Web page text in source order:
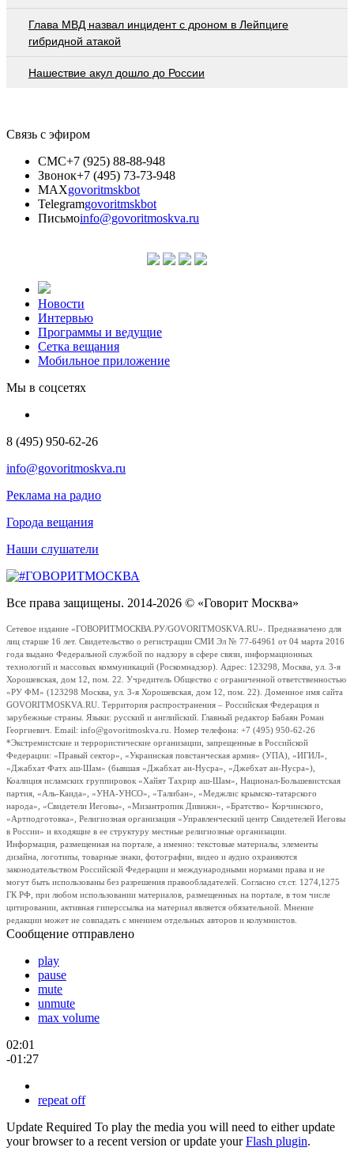
Глава МВД назвал инцидент с дроном в Лейпциге
гибридной атакой
Нашествие акул дошло до России
Связь с эфиром
СМС+7 (925) 88-88-948
Звонок+7 (495) 73-73-948
MAXgovoritmskbot
Telegramgovoritmskbot
Письмоinfo@govoritmoskva.ru
Новости
Интервью
Программы и ведущие
Сетка вещания
Мобильное приложение
Мы в соцсетях
8 (495) 950-62-26
info@govoritmoskva.ru
Реклама на радио
Города вещания
Наши слушатели
Все права защищены. 2014-2026 © «Говорит Москва»
Сетевое издание «ГОВОРИТМОСКВА.РУ/GOVORITMOSKVA.RU». Предназначено для
лиц старше 16 лет. Свидетельство о регистрации СМИ Эл № 77-64961 от 04 марта 2016
года выдано Федеральной службой по надзору в сфере связи, информационных
технологий и массовых коммуникаций (Роскомнадзор). Адрес: 123298, Москва, ул. 3-я
Хорошевская, дом 12, пом. 22. Учредитель Общество с ограниченной ответственностью
«РУ ФМ» (123298 Москва, ул. 3-я Хорошевская, дом 12, пом. 22). Доменное имя сайта
GOVORITMOSKVA.RU. Территория распространения – Российская Федерация и
зарубежные страны. Языки: русский и английский. Главный редактор Бабаян Роман
Георгиевич. Email: info@govoritmoskva.ru. Номер телефона: +7 (495) 950-62-26
*Экстремистские и террористические организации, запрещенные в Российской
Федерации: «Правый сектор», «Украинская повстанческая армия» (УПА), «ИГИЛ»,
«Джабхат Фатх аш-Шам» (бывшая «Джабхат ан-Нусра», «Джебхат ан-Нусра»),
Коалиция исламских группировок «Хайят Тахрир аш-Шам», Национал-Большевистская
партия, «Аль-Каида», «УНА-УНСО», «Талибан», «Меджлис крымско-татарского
народа», «Свидетели Иеговы», «Мизантропик Дивижн», «Братство» Корчинского,
«Артподготовка», Религиозная организация «Управленческий центр Свидетелей Иеговы
в России» и входящие в ее структуру местные религиозные организации.
Информация, размещенная на портале, а именно: текстовые материалы, элементы
дизайна, логотипы, товарные знаки, фотографии, видео и аудио охраняются
законодательством Российской Федерации и международными нормами права и не
могут быть использованы без разрешения правообладателей. Согласно ст.ст. 1274,1275
ГК РФ, при любом использовании материалов, размещенных на портале, в том числе
цитировании, активная гиперссылка на материал является обязательной. Мнение
редакции может не совпадать с мнением отдельных авторов и колумнистов.
Сообщение отправлено
play
pause
mute
unmute
max volume
02:01
-01:27
repeat off
Update Required To play the media you will need to either update
your browser to a recent version or update yourFlash plugin.